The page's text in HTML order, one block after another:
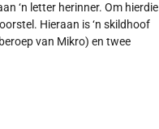
‘n letter herinner. Om hierdie
Hieraan is ‘n skildhoof
van Mikro) en twee